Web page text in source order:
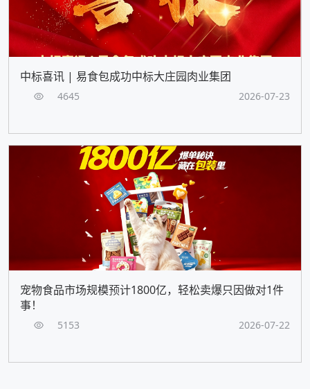
中标喜讯 | 易食包成功中标大庄园肉业集团
4645 2026-07-23
宠物食品市场规模预计1800亿，轻松卖爆只因做对1件
事！
5153 2026-07-22